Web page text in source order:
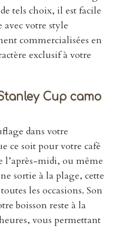
tels choix, il est facile
votre style
commercialisées en
exclusif à votre
Cup camo
dans votre
ce soit pour votre café
midi, ou même
sortie à la plage, cette
les occasions. Son
boisson reste à la
vous permettant